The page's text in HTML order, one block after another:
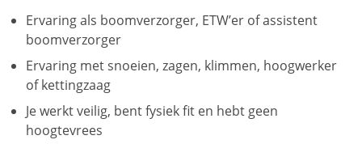
Ervaring als boomverzorger, ETW’er of assistent
boomverzorger
Ervaring met snoeien, zagen, klimmen, hoogwerker
of kettingzaag
Je werkt veilig, bent fysiek fit en hebt geen
hoogtevrees